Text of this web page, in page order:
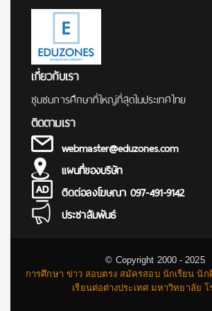
เกี่ยวกับเรา
ชุมชนการศึกษาที่ใหญ่ที่สุดในประเทศไทย
ติดตามเรา
webmaster@eduzones.com
แผนที่ของบริษัท
ติดต่อลงโฆษณา 097-491-9142
ประชาสัมพันธ์
© Copyright 2000 - 2025
การศึกษา ข่าว สอบตรง สมัครสอบ นักเรียน นั
เรียนต่อต่างประเทศ มหาวิทยาลัย โ